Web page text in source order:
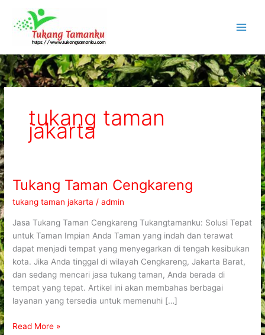
konten
tukang taman
jakarta
Tukang Taman Cengkareng
tukang taman jakarta /admin
Jasa Tukang Taman Cengkareng Tukangtamanku: Solusi Tepat
untuk Taman Impian Anda Taman yang indah dan terawat
dapat menjadi tempat yang menyegarkan di tengah kesibukan
kota. Jika Anda tinggal di wilayah Cengkareng, Jakarta Barat,
dan sedang mencari jasa tukang taman, Anda berada di
tempat yang tepat. Artikel ini akan membahas berbagai
layanan yang tersedia untuk memenuhi […]
Tukang
Cengkareng
Read More »